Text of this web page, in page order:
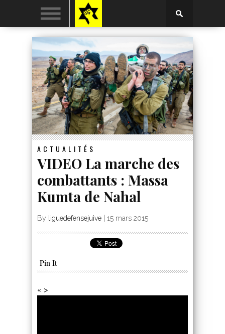
ACTUALITÉS
VIDEO La marche des
combattants : Massa
Kumta de Nahal
By liguedefensejuive 15 mars 2015
Pin It
« >